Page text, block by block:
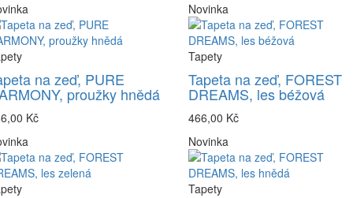
na zeď, PURE
proužky hnědá
Kč
Novinka
Tapety
Tapeta na zeď, FOREST
DREAMS, les béžová
466,00 Kč
Novinka
Tapety